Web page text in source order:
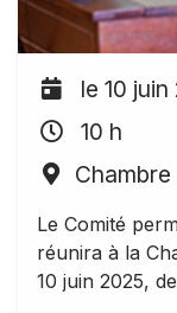
le 10
10 h
Le Comité
réunira à la
10 juin 2025,